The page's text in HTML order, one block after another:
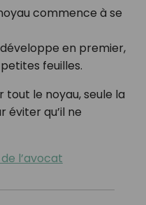
commence à se
en premier,
feuilles.
tout le noyau, seule la
éviter qu’il ne
l’avocat